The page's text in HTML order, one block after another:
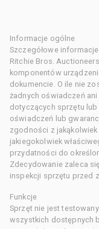
Informacje ogólne
Szczegółowe
Ritchie Bros.
komponentów
dokumencie. O ile nie
żadnych oświadczeń
dotyczących sprzętu
oświadczeń lub
zgodności z
jakiegokolwiek
przydatności do
Zdecydowanie zaleca
inspekcji sprzętu przed
Funkcje
Sprzęt nie jest
wszystkich dostępnych